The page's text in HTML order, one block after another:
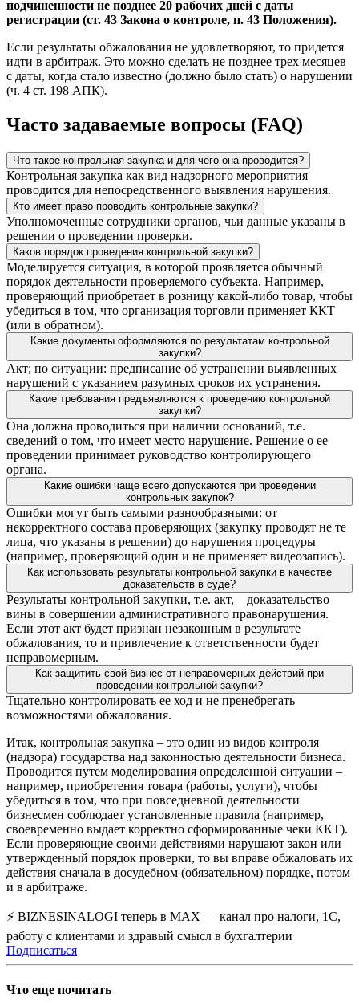
подчиненности не позднее 20 рабочих дней с даты
регистрации (ст. 43 Закона о контроле, п. 43 Положения).
Если результаты обжалования не удовлетворяют, то придется
идти в арбитраж. Это можно сделать не позднее трех месяцев
с даты, когда стало известно (должно было стать) о нарушении
(ч. 4 ст. 198 АПК).
Часто задаваемые вопросы (FAQ)
Что такое контрольная закупка и для чего она проводится?
Контрольная закупка как вид надзорного мероприятия
проводится для непосредственного выявления нарушения.
Кто имеет право проводить контрольные закупки?
Уполномоченные сотрудники органов, чьи данные указаны в
решении о проведении проверки.
Каков порядок проведения контрольной закупки?
Моделируется ситуация, в которой проявляется обычный
порядок деятельности проверяемого субъекта. Например,
проверяющий приобретает в розницу какой-либо товар, чтобы
убедиться в том, что организация торговли применяет ККТ
(или в обратном).
Какие документы оформляются по результатам контрольной
закупки?
Акт; по ситуации: предписание об устранении выявленных
нарушений с указанием разумных сроков их устранения.
Какие требования предъявляются к проведению контрольной
закупки?
Она должна проводиться при наличии оснований, т.е.
сведений о том, что имеет место нарушение. Решение о ее
проведении принимает руководство контролирующего
органа.
Какие ошибки чаще всего допускаются при проведении
контрольных закупок?
Ошибки могут быть самыми разнообразными: от
некорректного состава проверяющих (закупку проводят не те
лица, что указаны в решении) до нарушения процедуры
(например, проверяющий один и не применяет видеозапись).
Как использовать результаты контрольной закупки в качестве
доказательств в суде?
Результаты контрольной закупки, т.е. акт, – доказательство
вины в совершении административного правонарушения.
Если этот акт будет признан незаконным в результате
обжалования, то и привлечение к ответственности будет
неправомерным.
Как защитить свой бизнес от неправомерных действий при
проведении контрольной закупки?
Тщательно контролировать ее ход и не пренебрегать
возможностями обжалования.
Итак, контрольная закупка – это один из видов контроля
(надзора) государства над законностью деятельности бизнеса.
Проводится путем моделирования определенной ситуации –
например, приобретения товара (работы, услуги), чтобы
убедиться в том, что при повседневной деятельности
бизнесмен соблюдает установленные правила (например,
своевременно выдает корректно сформированные чеки ККТ).
Если проверяющие своими действиями нарушают закон или
утвержденный порядок проверки, то вы вправе обжаловать их
действия сначала в досудебном (обязательном) порядке, потом
и в арбитраже.
⚡ BIZNESINALOGI теперь в MAX — канал про налоги, 1С,
работу с клиентами и здравый смысл в бухгалтерии
Подписаться
Что еще почитать